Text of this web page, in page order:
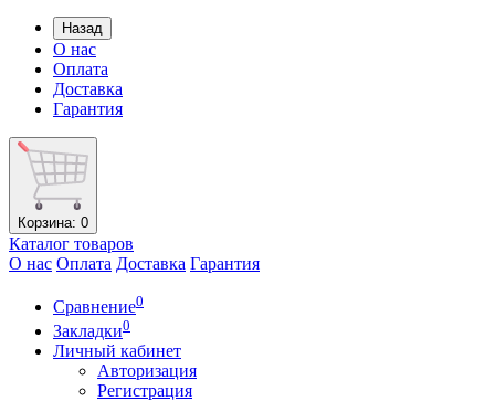
Назад
О нас
Оплата
Доставка
Гарантия
Корзина: 0
Каталог товаров
О нас Оплата Доставка Гарантия
Сравнение0
Закладки0
Личный кабинет
Авторизация
Регистрация